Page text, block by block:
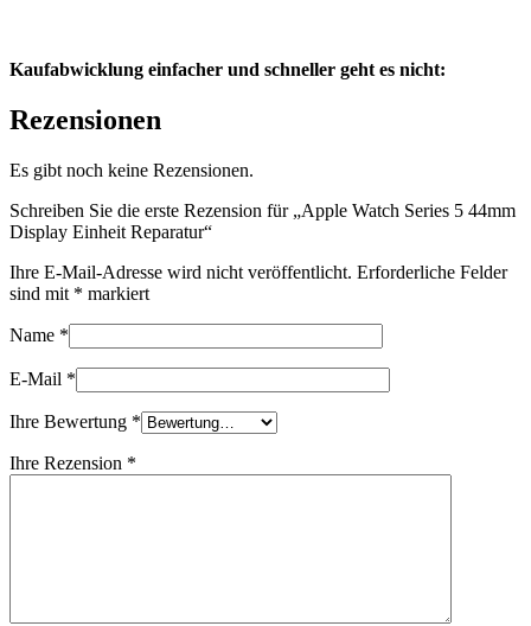
Kaufabwicklung einfacher und schneller geht es nicht:
Rezensionen
Es gibt noch keine Rezensionen.
Schreiben Sie die erste Rezension für „Apple Watch Series 5 44mm
Display Einheit Reparatur“
Ihre E-Mail-Adresse wird nicht veröffentlicht. Erforderliche Felder
sind mit * markiert
Name *
E-Mail *
Ihre Bewertung *
Ihre Rezension *